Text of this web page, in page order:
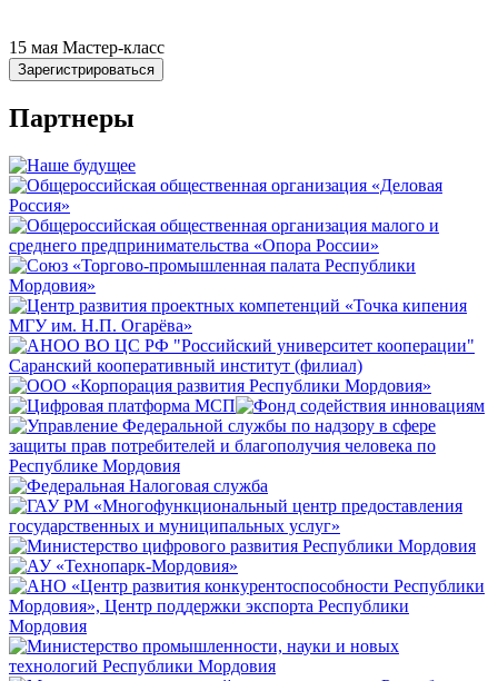
15 мая Мастер-класс
Зарегистрироваться
Партнеры